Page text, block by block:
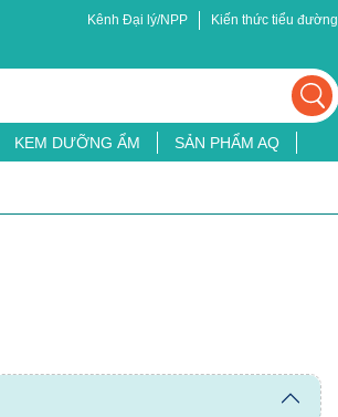
Kênh Đại lý/NPP Kiến thức tiểu đường
KEM DƯỠNG ẨM
SẢN PHẨM AQ